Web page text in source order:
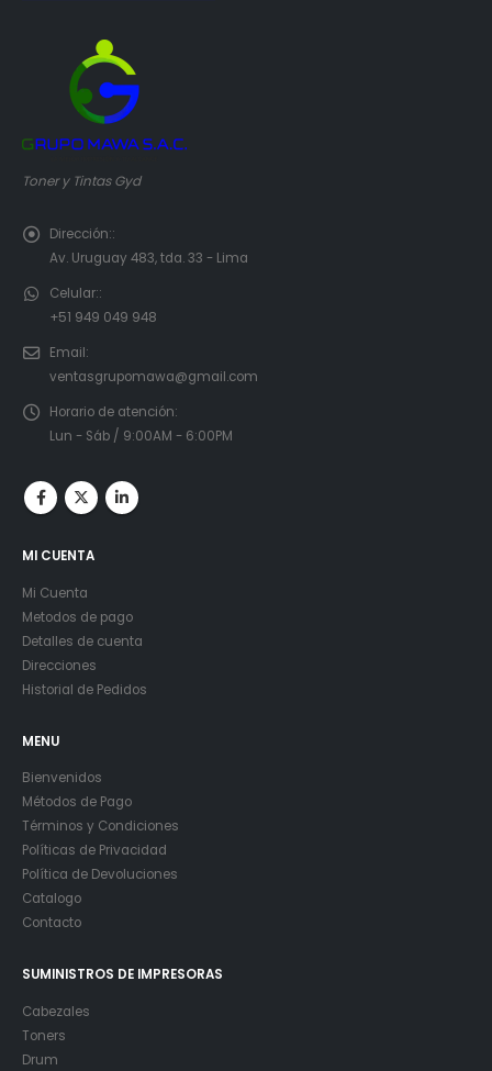
Toner y Tintas Gyd
Dirección::
Av. Uruguay 483, tda. 33 - Lima
Celular::
+51 949 049 948
Email:
ventasgrupomawa@gmail.com
Horario de atención:
Lun - Sáb / 9:00AM - 6:00PM
MI CUENTA
Mi Cuenta
Metodos de pago
Detalles de cuenta
Direcciones
Historial de Pedidos
MENU
Bienvenidos
Métodos de Pago
Términos y Condiciones
Políticas de Privacidad
Política de Devoluciones
Catalogo
Contacto
SUMINISTROS DE IMPRESORAS
Cabezales
Toners
Drum